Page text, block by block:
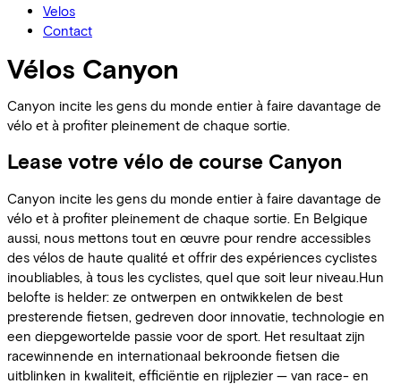
Velos
Contact
Vélos Canyon
Canyon incite les gens du monde entier à faire davantage de
vélo et à profiter pleinement de chaque sortie.
Lease votre vélo de course Canyon
Canyon incite les gens du monde entier à faire davantage de
vélo et à profiter pleinement de chaque sortie. En Belgique
aussi, nous mettons tout en œuvre pour rendre accessibles
des vélos de haute qualité et offrir des expériences cyclistes
inoubliables, à tous les cyclistes, quel que soit leur niveau.Hun
belofte is helder: ze ontwerpen en ontwikkelen de best
presterende fietsen, gedreven door innovatie, technologie en
een diepgewortelde passie voor de sport. Het resultaat zijn
racewinnende en internationaal bekroonde fietsen die
uitblinken in kwaliteit, efficiëntie en rijplezier — van race- en